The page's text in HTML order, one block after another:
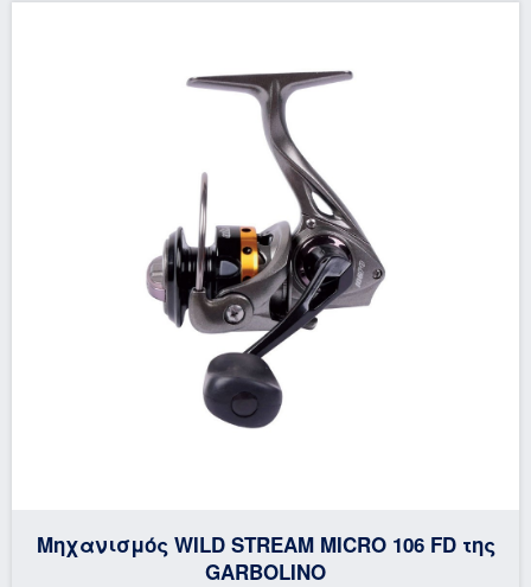
Μηχανισμός WILD STREAM MICRO 106 FD της
GARBOLINO